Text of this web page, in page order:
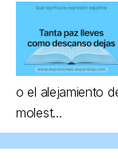
o el alejamiento
molest...